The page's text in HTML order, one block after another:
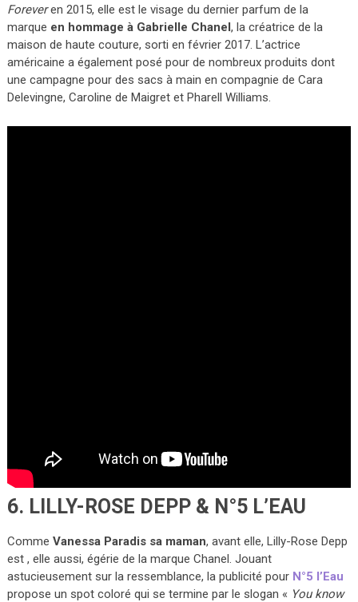
Foreveren 2015, elle est le visage du dernier parfum de la
marque en hommage à Gabrielle Chanel, la créatrice de la
maison de haute couture, sorti en février 2017. L’actrice
américaine a également posé pour de nombreux produits dont
une campagne pour des sacs à main en compagnie de Cara
Delevingne, Caroline de Maigret et Pharell Williams.
6. LILLY-ROSE DEPP & N°5 L’EAU
Comme Vanessa Paradis sa maman, avant elle, Lilly-Rose Depp
est , elle aussi, égérie de la marque Chanel. Jouant
astucieusement sur la ressemblance, la publicité pour N°5 l’Eau
propose un spot coloré qui se termine par le slogan « You know